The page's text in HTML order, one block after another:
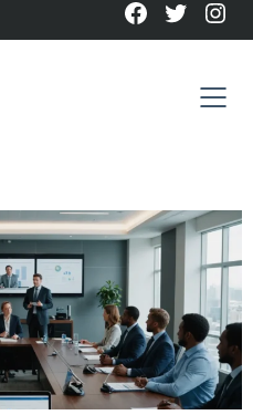
Facebook
Twitter